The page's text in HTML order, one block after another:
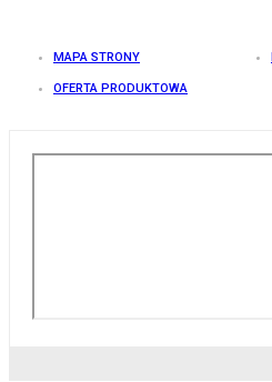
MAPA STRONY
OFERTA PRODUKTOWA